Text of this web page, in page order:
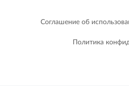
Соглашение об
Политика